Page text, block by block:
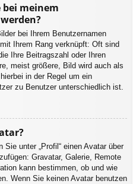
bei meinem
bei Ihrem Benutzernamen
Ihrem Rang verknüpft: Oft sind
Ihre Beitragszahl oder Ihren
meist größere, Bild wird auch als
in der Regel um ein
zu Benutzer unterschiedlich ist.
Sie unter „Profil“ einen Avatar über
Gravatar, Galerie, Remote
kann bestimmen, ob und wie
Wenn Sie keinen Avatar benutzen